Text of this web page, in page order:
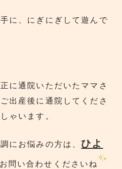
に、にぎにぎして遊んで
に通院いただいたママさ
出産後に通院してくださ
ゃいます。
にお悩みの方は、 ひよ
問い合わせくださいね